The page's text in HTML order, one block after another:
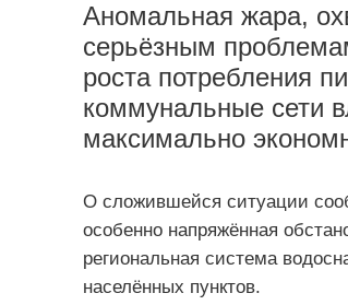
Аномальная жара,
серьёзным
роста потребления
коммунальные сети
максимально
О сложившейся ситуации
особенно напряжённая
региональная система
населённых пунктов.